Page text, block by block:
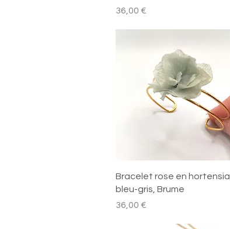
Prix
36,00 €
Aperçu rapide
Bracelet rose en hortensia,
bleu-gris, Brume
Prix
36,00 €